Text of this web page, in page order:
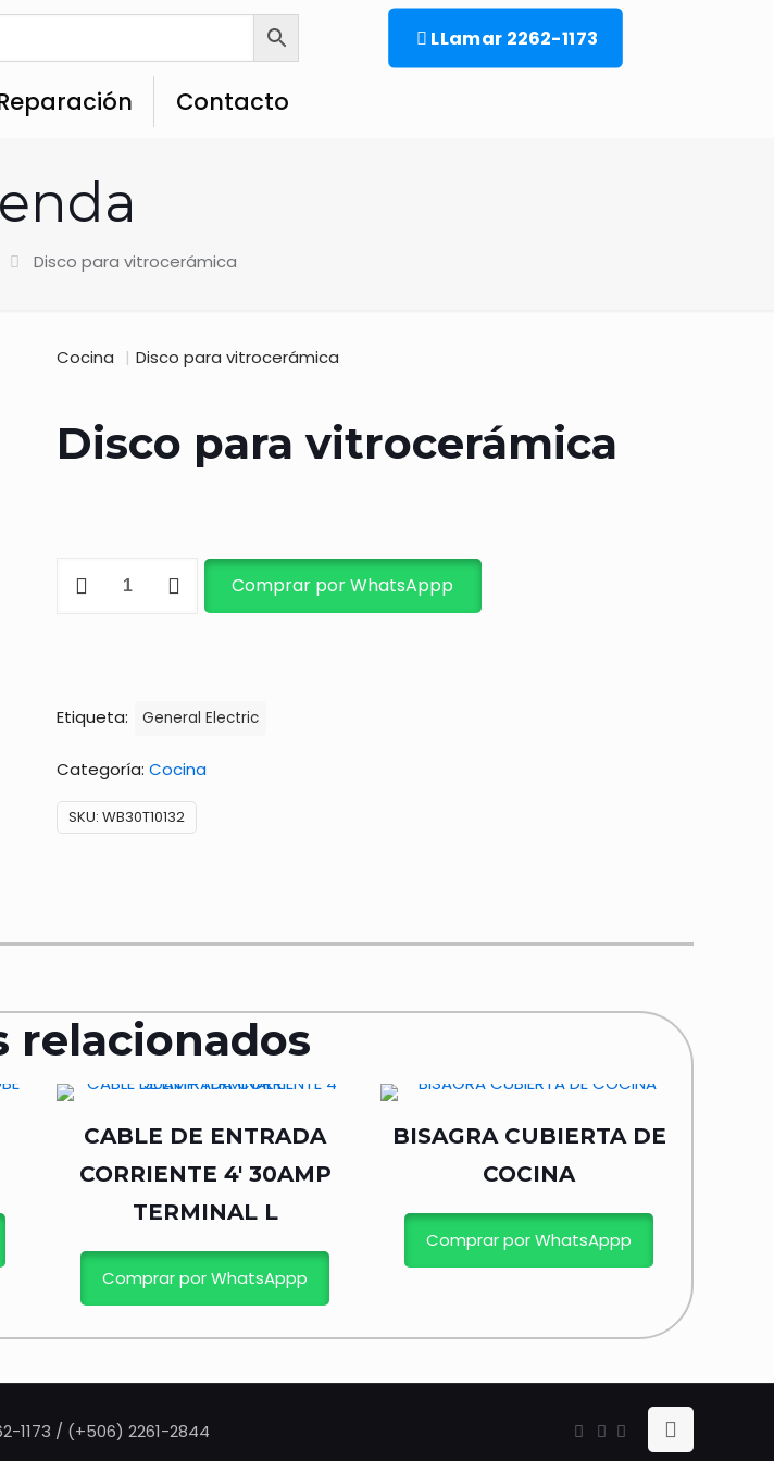
LLamar 2262-1173
Contacto
Disco para vitrocerámica
Cocina | Disco para vitrocerámica
Disco para vitrocerámica
Comprar por WhatsAppp
Etiqueta: General Electric
Categoría: Cocina
SKU: WB30T10132
relacionados
CABLE DE ENTRADA
CORRIENTE 4′ 30AMP
TERMINAL L
Comprar por WhatsAppp
BISAGRA CUBIERTA DE
COCINA
Comprar por WhatsAppp
1173 / (+506) 2261-2844